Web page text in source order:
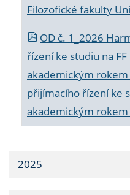
Filozofické fakulty
OD č. 1_2026
řízení ke studiu na
akademickým
přijímacího řízení ke
akademickým
2025